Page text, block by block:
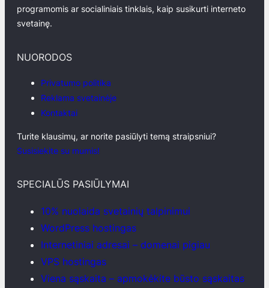
programomis ar socialiniais tinklais, kaip susikurti interneto
svetainę.
NUORODOS
Privatumo politika
Reklama svetainėje
Kontaktai
Turite klausimų, ar norite pasiūlyti temą straipsniui?
Susisiekite su mumis!
SPECIALŪS PASIŪLYMAI
10% nuolaida svetainių talpinimui
WordPress hostingas
Internetiniai adresai – domenai pigiau
VPS hostingas
Viena sąskaita – apmokėkite būsto sąskaitas